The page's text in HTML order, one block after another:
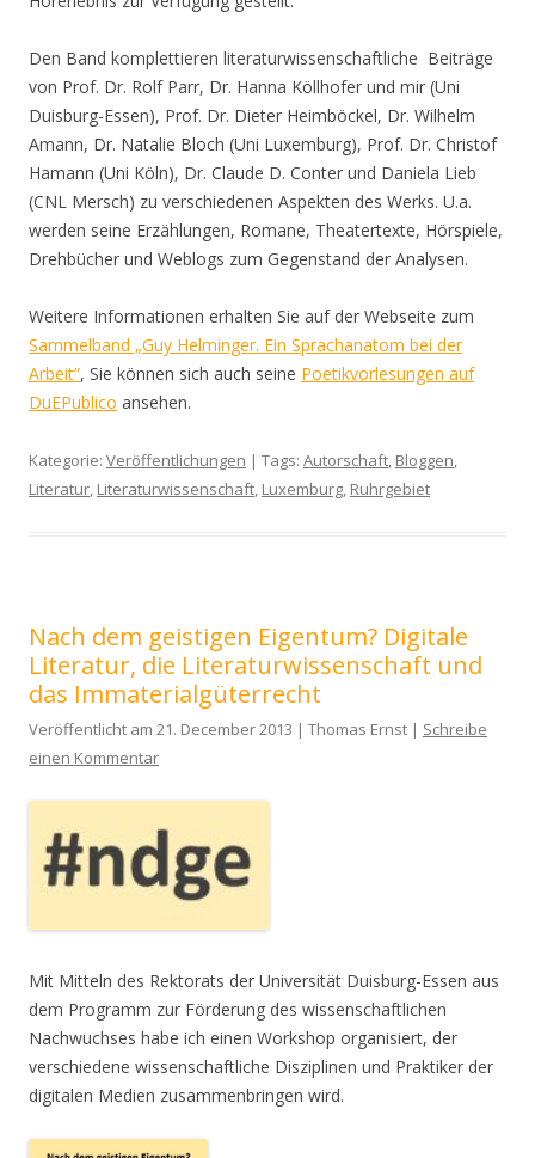
Den Band komplettieren literaturwissenschaftliche Beiträge
von Prof. Dr. Rolf Parr, Dr. Hanna Köllhofer und mir (Uni
Duisburg-Essen), Prof. Dr. Dieter Heimböckel, Dr. Wilhelm
Amann, Dr. Natalie Bloch (Uni Luxemburg), Prof. Dr. Christof
Hamann (Uni Köln), Dr. Claude D. Conter und Daniela Lieb
(CNL Mersch) zu verschiedenen Aspekten des Werks. U.a.
werden seine Erzählungen, Romane, Theatertexte, Hörspiele,
Drehbücher und Weblogs zum Gegenstand der Analysen.
Weitere Informationen erhalten Sie auf der Webseite zum
Sammelband „Guy Helminger. Ein Sprachanatom bei der
Arbeit”, Sie können sich auch seine Poetikvorlesungen auf
DuEPublico ansehen.
Kategorie: Veröffentlichungen | Tags: Autorschaft, Bloggen,
Literatur, Literaturwissenschaft, Luxemburg, Ruhrgebiet
Nach dem geistigen Eigentum? Digitale
Literatur, die Literaturwissenschaft und
das Immaterialgüterrecht
Veröffentlicht am 21. December 2013 | Thomas Ernst | Schreibe
einen Kommentar
Mit Mitteln des Rektorats der Universität Duisburg-Essen aus
dem Programm zur Förderung des wissenschaftlichen
Nachwuchses habe ich einen Workshop organisiert, der
verschiedene wissenschaftliche Disziplinen und Praktiker der
digitalen Medien zusammenbringen wird.